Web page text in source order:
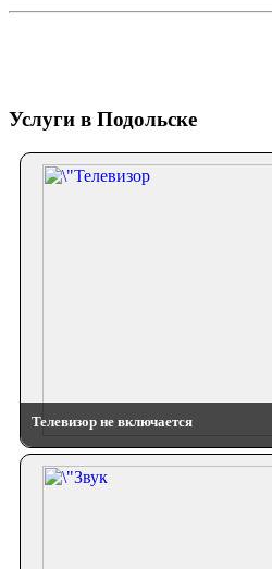
Услуги в Подольске
Телевизор не включается